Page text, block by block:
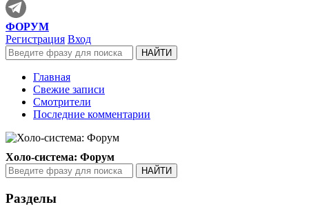
ФОРУМ
Регистрация Вход
Главная
Свежие записи
Смотрители
Последние комментарии
Холо-система: Форум
Разделы